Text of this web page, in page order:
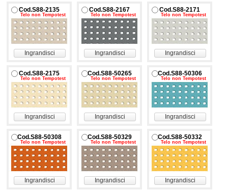
Cod.S88-2135
Telo non Tempotest
Ingrandisci
Cod.S88-2167
Telo non Tempotest
Ingrandisci
Cod.S88-2171
Telo non Tempotest
Ingrandisci
Cod.S88-2175
Telo non Tempotest
Ingrandisci
Cod.S88-50265
Telo non Tempotest
Ingrandisci
Cod.S88-50306
Telo non Tempotest
Ingrandisci
Cod.S88-50308
Telo non Tempotest
Ingrandisci
Cod.S88-50329
Telo non Tempotest
Ingrandisci
Cod.S88-50332
Telo non Tempotest
Ingrandisci